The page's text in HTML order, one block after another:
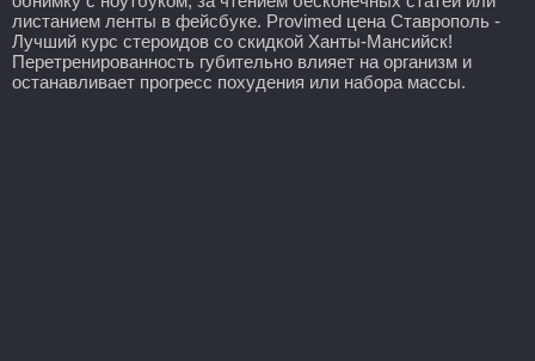
листанием ленты в фейсбуке. Provimed цена Ставрополь -
Лучший курс стероидов со скидкой Ханты-Мансийск!
Перетренированность губительно влияет на организм и
останавливает прогресс похудения или набора массы.